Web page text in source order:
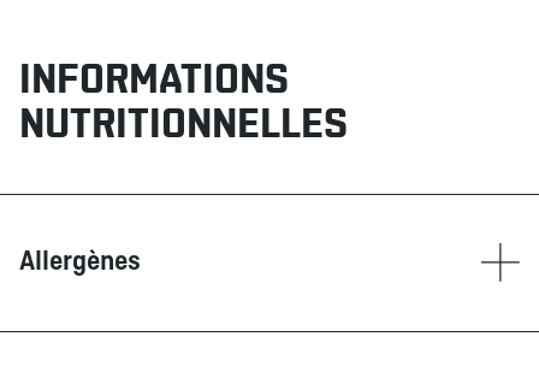
INFORMATIONS
NUTRITIONNELLES
Allergènes